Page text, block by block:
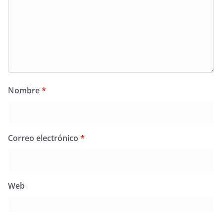
Nombre*
Correo electrónico *
Web